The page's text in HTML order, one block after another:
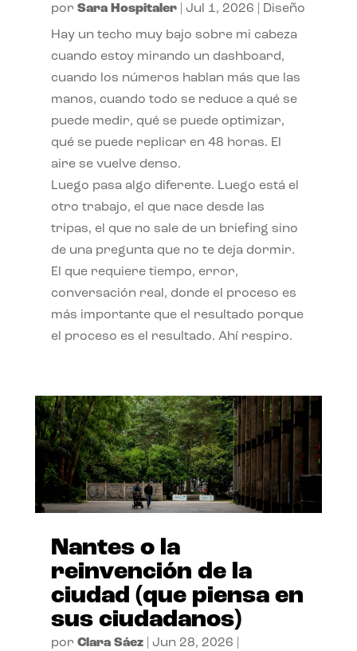
por Sara Hospitaler| Jul 1, 2026 Diseño
Hay un techo muy bajo sobre mi cabeza
cuando estoy mirando un dashboard,
cuando los números hablan más que las
manos, cuando todo se reduce a qué se
puede medir, qué se puede optimizar,
qué se puede replicar en 48 horas. El
aire se vuelve denso.
Luego pasa algo diferente. Luego está el
otro trabajo, el que nace desde las
tripas, el que no sale de un briefing sino
de una pregunta que no te deja dormir.
El que requiere tiempo, error,
conversación real, donde el proceso es
más importante que el resultado porque
el proceso es el resultado. Ahí respiro.
Nantes o la
reinvención de la
ciudad (que piensa en
sus ciudadanos)
por Clara Sáez| Jun 28, 2026